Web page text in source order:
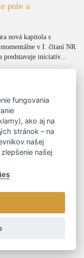
práv a
nová kapitola s
v I. čítaní NR
iniciatív...
bez referenčných
štandardne
úspešne prešla
zoznamu.
fungovania
ako aj na
stránok – na
našej
našej